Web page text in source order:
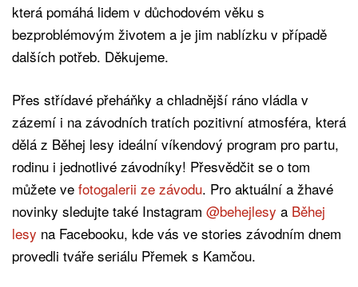
která pomáhá lidem v důchodovém věku s
bezproblémovým životem a je jim nablízku v případě
dalších potřeb. Děkujeme.
Přes střídavé přeháňky a chladnější ráno vládla v
zázemí i na závodních tratích pozitivní atmosféra, která
dělá z Běhej lesy ideální víkendový program pro partu,
rodinu i jednotlivé závodníky! Přesvědčit se o tom
můžete ve fotogalerii ze závodu. Pro aktuální a žhavé
novinky sledujte také Instagram @behejlesy a Běhej
lesy na Facebooku, kde vás ve stories závodním dnem
provedli tváře seriálu Přemek s Kamčou.